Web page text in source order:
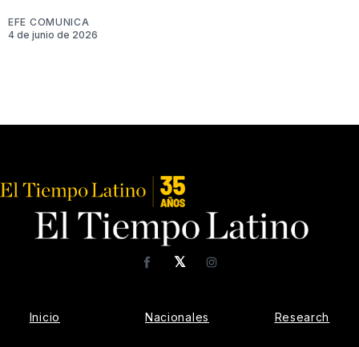
EFE COMUNICA
4 de junio de 2026
𝕏
FacebookInstagram
Inicio Nacionales Research